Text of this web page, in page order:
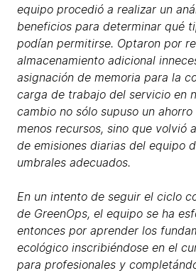
equipo procedió a realizar un
beneficios para determinar qué
podían permitirse. Optaron por
almacenamiento adicional
asignación de memoria para la
carga de trabajo del servicio en
cambio no sólo supuso un
menos recursos, sino que volvió
de emisiones diarias del equipo
umbrales adecuados.
En un intento de seguir el ciclo
de GreenOps, el equipo se ha
entonces por aprender los
ecológico inscribiéndose en el
para profesionales y